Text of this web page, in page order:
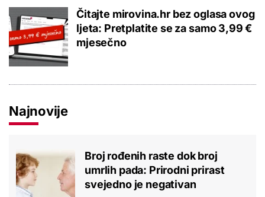
Čitajte mirovina.hr bez oglasa ovog
ljeta: Pretplatite se za samo 3,99 €
mjesečno
Najnovije
Broj rođenih raste dok broj
umrlih pada: Prirodni prirast
svejedno je negativan